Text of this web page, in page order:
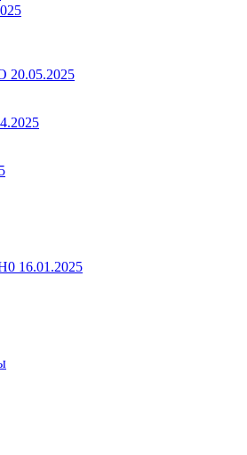
20.05.2025
16.01.2025